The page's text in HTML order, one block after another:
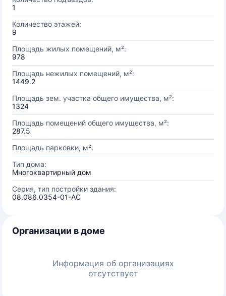
1
Количество этажей:
9
Площадь жилых помещений, м²:
978
Площадь нежилых помещений, м²:
1449.2
Площадь зем. участка общего имущества, м²:
1324
Площадь помещений общего имущества, м²:
287.5
Площадь парковки, м²:
Тип дома:
Многоквартирный дом
Серия, тип постройки здания:
08.086.0354-01-АС
Организации в доме
Информация об организациях
отсутствует